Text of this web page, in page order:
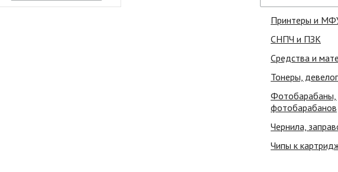
Принтеры и
СНПЧ и ПЗК
Средства и
Тонеры,
Фотобарабаны,
фотобарабанов
Чернила,
Чипы к